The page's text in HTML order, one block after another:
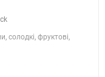
солодкі, фруктові,